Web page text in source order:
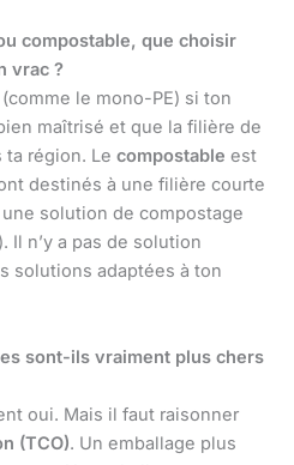
compostable, que choisir
vrac ?
(comme le mono-PE) si ton
maîtrisé et que la filière de
ta région. Le compostable est
destinés à une filière courte
solution de compostage
Il n’y a pas de solution
solutions adaptées à ton
sont-ils vraiment plus chers
oui. Mais il faut raisonner
(TCO). Un emballage plus